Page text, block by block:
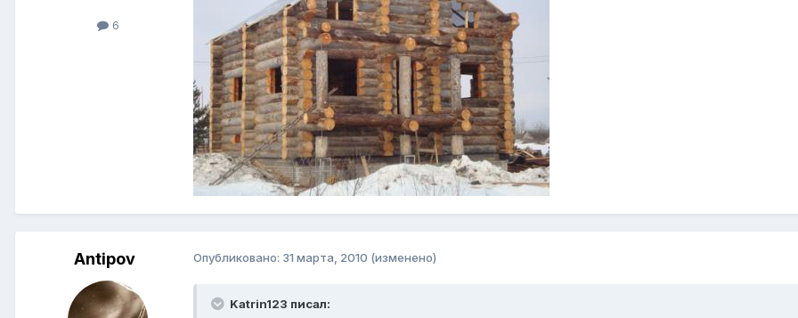
6
Antipov Опубликовано: 31 марта, 2010 (изменено)
Katrin123 писал: